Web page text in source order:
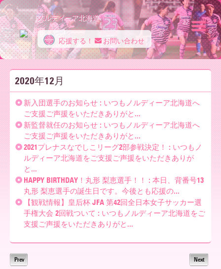
ノ
ル
デ
ィ
ー
ア
ノルディーア北海道
応援する！ お問い合わせ
2020年12月
新入団選手のお知らせ : いつもノルディーア北海道へ
ご支援ご声援をいただきありがと...
新監督就任のお知らせ : いつもノルディーア北海道へ
ご支援ご声援をいただきありがと...
2021プレナスなでしこリーグ2部参戦決定！ : いつもノ
ルディーア北海道をご支援ご声援をいただきありが
と...
HAPPY BIRTHDAY！丸形 梨恵選手！！ : 本日、背番号13
丸形 梨恵選手の誕生日です。今後とも応援の...
【観戦情報】皇后杯 JFA 第42回全日本女子サッカー選
手権大会 2回戦ついて : いつもノルディーア北海道をご
支援ご声援をいただきありがと...
Prev Next